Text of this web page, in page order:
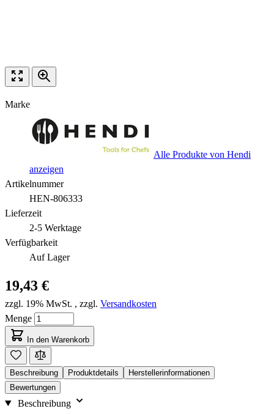
Marke
Alle Produkte von Hendi
anzeigen
Artikelnummer
HEN-806333
Lieferzeit
2-5 Werktage
Verfügbarkeit
Auf Lager
19,43 €
zzgl. 19% MwSt. , zzgl. Versandkosten
Menge
In den Warenkorb
Beschreibung Produktdetails
Herstellerinformationen
Bewertungen
Beschreibung